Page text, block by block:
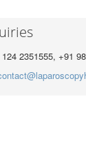
2351555, +91